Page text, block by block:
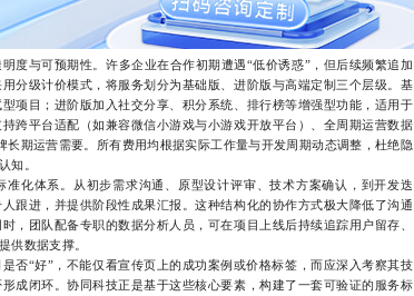
与可预期性。许多企业在合作初期遭遇“低价诱惑”，但后续频繁追加
分级计价模式，将服务划分为基础版、进阶版与高端定制三个层级。基
项目；进阶版加入社交分享、积分系统、排行榜等增强型功能，适用于
跨平台适配（如兼容微信小游戏与小游戏开放平台）、全周期运营数据
期运营需要。所有费用均根据实际工作量与开发周期动态调整，杜绝隐
知。
化体系。从初步需求沟通、原型设计评审、技术方案确认，到开发迭
跟进，并提供阶段性成果汇报。这种结构化的协作方式极大降低了沟通
，团队配备专职的数据分析人员，可在项目上线后持续追踪用户留存、
供数据支撑。
“好”，不能仅看宣传页上的成功案例或价格标签，而应深入考察其技
成闭环。协同科技正是基于这些核心要素，构建了一套可验证的服务标